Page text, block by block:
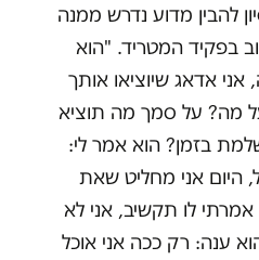
להבין מדוע נדרש ממנה
בפקיד המטריד. "הוא
אדאג שיוציאו אותך
מה? על סמך מה תוציא
בזמן? הוא אמר לי:
שילמת 60 שקל, היום אני מחליט שאת
לו תקשיב, אני לא
ענה: רק ככה אני אוכל